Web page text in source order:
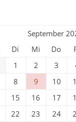
September
Di Mi Do
1
2 3
8 9 10
15 16 17
22 23 24